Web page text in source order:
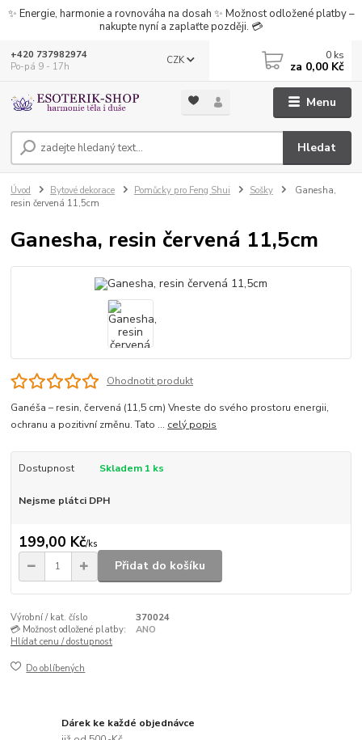
✨ Energie, harmonie a rovnováha na dosah ✨ Možnost odložené platby –
nakupte nyní a zaplaťte později. 💳
Menu
CZK
Hledat
+420 737982974
Po-pá 9 - 17h
0 ks
za 0,00 Kč
Úvod Bytové dekorace Pomůcky pro Feng Shui Sošky
Ganesha,
resin červená 11,5cm
Ganesha, resin červená 11,5cm
Ohodnotit produkt
Ganéša – resin, červená (11,5 cm) Vneste do svého prostoru energii,
ochranu a pozitivní změnu. Tato ... celý popis
Dostupnost Skladem 1 ks
Nejsme plátci DPH
199,00 Kč/ks
Přidat do košíku
Výrobní / kat. číslo
370024
💳 Možnost odložené platby:
ANO
Hlídat cenu / dostupnost
Do oblíbených
Dárek ke každé objednávce